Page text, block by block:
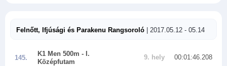
Felnőtt, Ifjúsági és Parakenu Rangsoroló | 2017.05.12 - 05.14
145.
K1 Men 500m - I.
Középfutam
9. hely 00:01:46.208